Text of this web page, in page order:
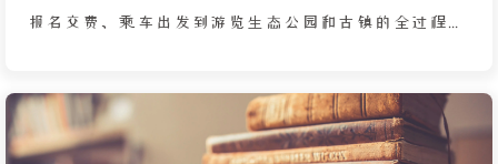
报名交费、乘车出发到游览生态公园和古镇的全过程。
离感。文章通过对细节的真实记录，展现了研学活动背
后的无奈与思考。